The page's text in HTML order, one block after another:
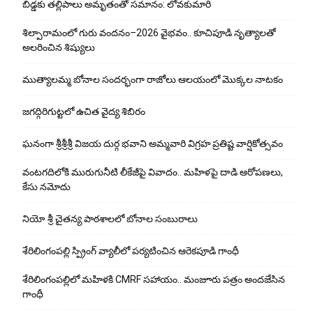
బిడ్డ‌కు త‌ల్లిపాలు అమృతంతో స‌మానం: లోవ‌కుమారి
శిల్పారామంలో గురు వందనం–2026 వైభవం.. కూచిపూడి నృత్యాలతో
అలరించిన శిష్యులు
ముత్యాలమ్మ బోనాల సందర్భంగా రాజోలు ఆలయంలో మొక్కల నాటకం
జగద్గిరిగుట్టలో ఉచిత వైద్య శిబిరం
ఘనంగా శ్రీశ్రీశ్రీ విజయ దుర్గ భవాని అమ్మవారి విగ్రహ ప్రతిష్ట వార్షికోత్సవం
వంటగదిలోకి మురుగునీటి లీకేజీపై వివాదం.. మహిళపై దాడి ఆరోపణలు,
కేసు నమోదు
నియో శ్రీ చైతన్య పాఠశాలలో బోనాల సంబురాలు
శేరిలింగంపల్లి స్ప్రింగ్ వ్యాలీలో పర్యటించిన ఆరెకపూడి గాంధీ
శేరిలింగంపల్లిలో మ‌హిళ‌కి CMRF స‌హాయం.. మంజూరు పత్రం అందజేసిన
గాంధీ